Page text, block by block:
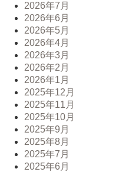
2026年7月
2026年6月
2026年5月
2026年4月
2026年3月
2026年2月
2026年1月
2025年12月
2025年11月
2025年10月
2025年9月
2025年8月
2025年7月
2025年6月